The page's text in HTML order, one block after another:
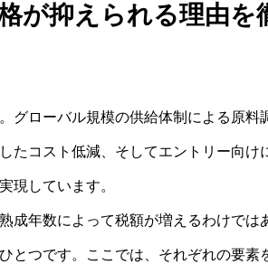
が抑えられる理由を
グローバル規模の供給体制による原料
たコスト低減、そしてエントリー向け
現しています。
成年数によって税額が増えるわけでは
とつです。ここでは、それぞれの要素